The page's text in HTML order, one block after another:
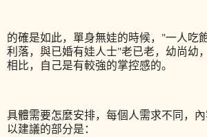
的確是如此，單身無娃的時候，"一人吃
利落，與已婚有娃人士"老已老，幼尚幼
相比，自己是有較強的掌控感的。
具體需要怎麼安排，每個人需求不同，
以建議的部分是：